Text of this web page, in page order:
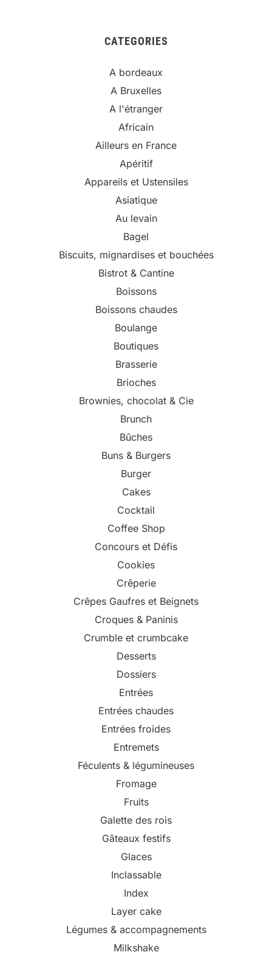
CATEGORIES
A bordeaux
A Bruxelles
A l'étranger
Africain
Ailleurs en France
Apéritif
Appareils et Ustensiles
Asiatique
Au levain
Bagel
Biscuits, mignardises et bouchées
Bistrot & Cantine
Boissons
Boissons chaudes
Boulange
Boutiques
Brasserie
Brioches
Brownies, chocolat & Cie
Brunch
Bûches
Buns & Burgers
Burger
Cakes
Cocktail
Coffee Shop
Concours et Défis
Cookies
Crêperie
Crêpes Gaufres et Beignets
Croques & Paninis
Crumble et crumbcake
Desserts
Dossiers
Entrées
Entrées chaudes
Entrées froides
Entremets
Féculents & légumineuses
Fromage
Fruits
Galette des rois
Gâteaux festifs
Glaces
Inclassable
Index
Layer cake
Légumes & accompagnements
Milkshake